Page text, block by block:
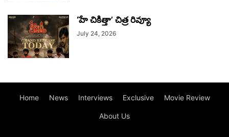
‘హే చికిత్తా’ చిత్ర రివ్యూ
July 24, 2026
Home News Interviews Exclusive Movie Review
About Us